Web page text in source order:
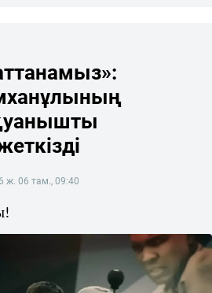
ж. 06 там., 09:40